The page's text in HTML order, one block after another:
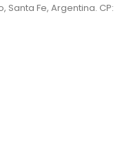
Santa Fe, Argentina. CP: